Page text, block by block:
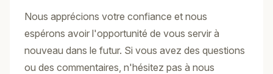
Nous apprécions votre confiance et nous
espérons avoir l'opportunité de vous servir à
nouveau dans le futur. Si vous avez des questions
ou des commentaires, n'hésitez pas à nous